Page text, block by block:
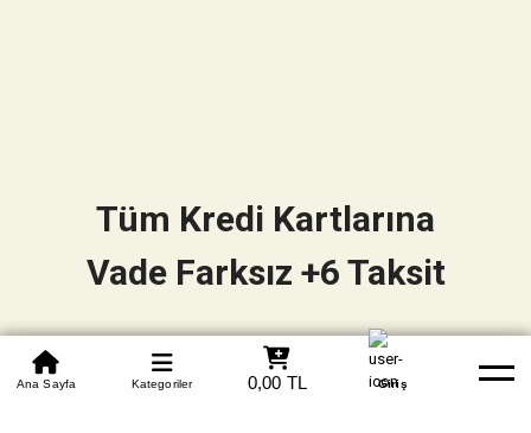
0850 305 09 70
Beden Tablosu Banka Hesapları Whatsapp Yardım
Ana Sayfa Kategoriler 0,00 TL Giriş
Tüm Kredi Kartlarına
Vade Farksız +6 Taksit